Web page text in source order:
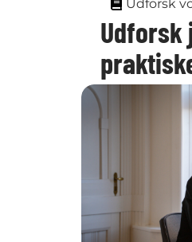
Udforsk
Udforsk